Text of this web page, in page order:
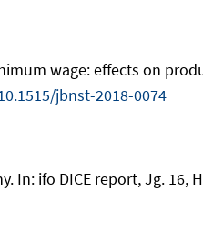
wage: effects on
jbnst-2018-0074
ifo DICE report, Jg. 16,